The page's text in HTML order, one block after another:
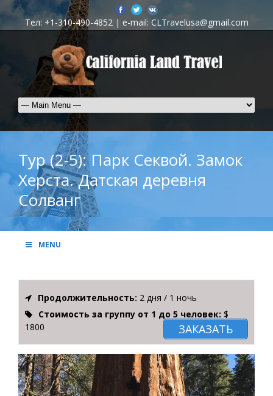
Тел: +1-310-490-4852 | e-mail: CLTravelusa@gmail.com
Тур (2-5): Парк Секвой. Замок
Херста. Датская деревня
Солванг
MENU
Продолжительность: 2 дня / 1 ночь
Стоимость за группу от 1 до 5 человек: $
1800
ЗАКАЗАТЬ